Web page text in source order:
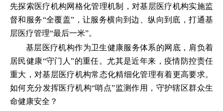
先探索医疗机构网格化管理机制，对基层医疗机构实施监
督和服务“全覆盖”，让服务横向到边、纵向到底，打通基
层医疗管理“最后一米”。
基层医疗机构作为卫生健康服务体系的网底，肩负着
居民健康“守门人”的重任。尤其是近年来，疫情防控责任
重大，对基层医疗机构常态化精细化管理有着更高要求。
如何充分发挥医疗机构“哨点”监测作用，守护辖区群众生
命健康安全？